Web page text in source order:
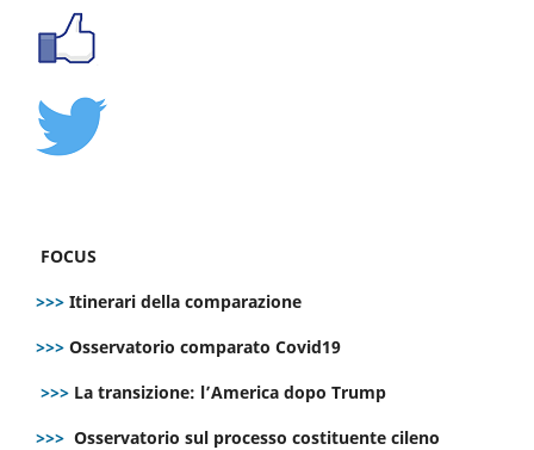
FOCUS
>>> Itinerari della comparazione
>>> Osservatorio comparato Covid19
>>> La transizione: l’America dopo Trump
>>> Osservatorio sul processo costituente cileno